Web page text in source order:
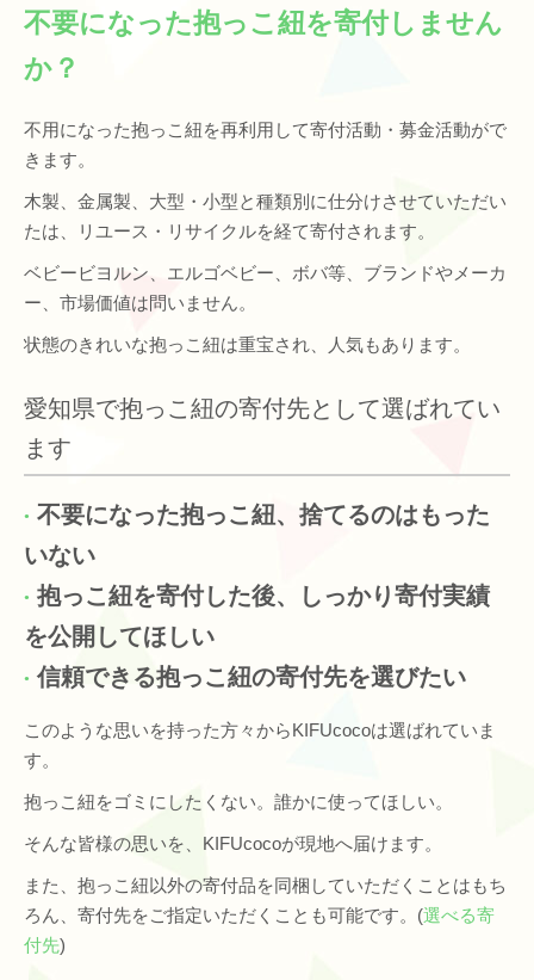
不要になった抱っこ紐を寄付しません
か？
不用になった抱っこ紐を再利用して寄付活動・募金活動がで
きます。
木製、金属製、大型・小型と種類別に仕分けさせていただい
たは、リユース・リサイクルを経て寄付されます。
ベビービヨルン、エルゴベビー、ボバ等、ブランドやメーカ
ー、市場価値は問いません。
状態のきれいな抱っこ紐は重宝され、人気もあります。
愛知県で抱っこ紐の寄付先として選ばれてい
ます
不要になった抱っこ紐、捨てるのはもった
いない
抱っこ紐を寄付した後、しっかり寄付実績
を公開してほしい
信頼できる抱っこ紐の寄付先を選びたい
このような思いを持った方々からKIFUcocoは選ばれていま
す。
抱っこ紐をゴミにしたくない。誰かに使ってほしい。
そんな皆様の思いを、KIFUcocoが現地へ届けます。
また、抱っこ紐以外の寄付品を同梱していただくことはもち
ろん、寄付先をご指定いただくことも可能です。(選べる寄
付先)